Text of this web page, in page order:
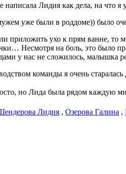
написала Лидия как дела, на что
уже были в роддоме)) было
приложить ухо к прям ванне,
Несмотря на боль, это было
у нас не сложилось, малышка
команды я очень старалась
но Лида была рядом каждую
Лидия , Озерова Галина ,